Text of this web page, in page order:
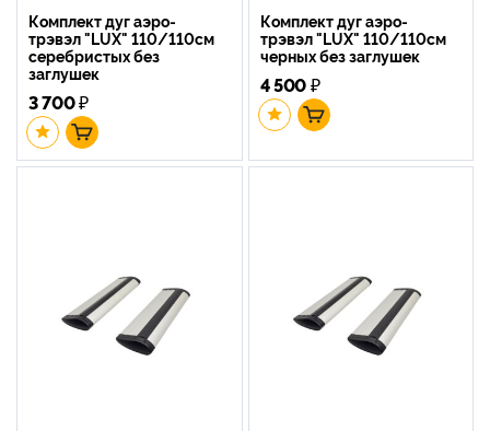
Комплект дуг аэро-
трэвэл "LUX" 110/110см
серебристых без
заглушек
3 700₽
Комплект дуг аэро-
трэвэл "LUX" 110/110см
черных без заглушек
4 500₽